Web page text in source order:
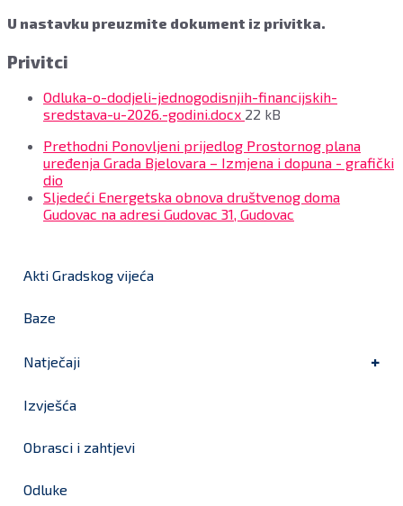
U nastavku preuzmite dokument iz privitka.
Privitci
Odluka-o-dodjeli-jednogodisnjih-financijskih-
sredstava-u-2026.-godini.docx File
22 kB
Prethodni Ponovljeni prijedlog Prostornog plana
uređenja Grada Bjelovara – Izmjena i dopuna - grafički
dio
Sljedeći Energetska obnova društvenog doma
Gudovac na adresi Gudovac 31, Gudovac
Akti Gradskog vijeća
Baze
Natječaji
Izvješća
Obrasci i zahtjevi
Odluke